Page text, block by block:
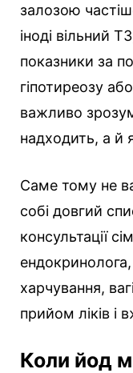
залозою
іноді вільний
показники за
гіпотиреозу
важливо
надходить, а й
Саме тому не
собі довгий
консультації
харчування,
прийом ліків і
Коли йод